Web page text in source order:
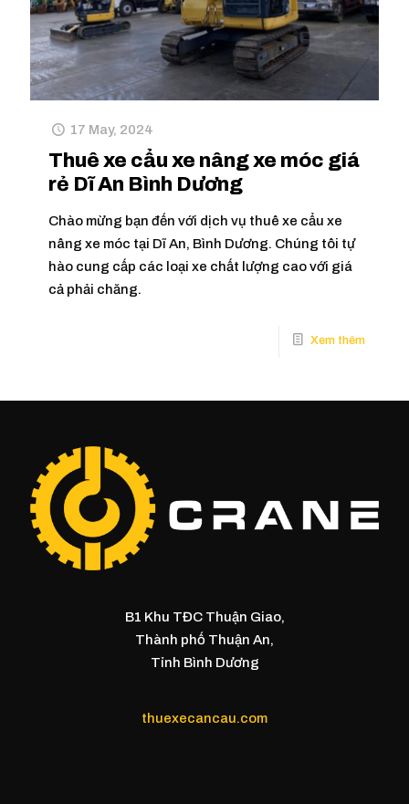
17 May, 2024
Thuê xe cẩu xe nâng xe móc giá
rẻ Dĩ An Bình Dương
Chào mừng bạn đến với dịch vụ thuê xe cẩu xe
nâng xe móc tại Dĩ An, Bình Dương. Chúng tôi tự
hào cung cấp các loại xe chất lượng cao với giá
cả phải chăng.
B1 Khu TĐC Thuận Giao,
Thành phố Thuận An,
Tỉnh Bình Dương
thuexecancau.com